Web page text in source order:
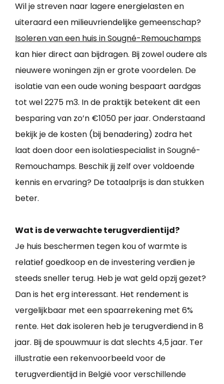
Wil je streven naar lagere energielasten en
uiteraard een milieuvriendelijke gemeenschap?
Isoleren van een huis in Sougné-Remouchamps
kan hier direct aan bijdragen. Bij zowel oudere als
nieuwere woningen zijn er grote voordelen. De
isolatie van een oude woning bespaart aardgas
tot wel 2275 m3. In de praktijk betekent dit een
besparing van zo’n €1050 per jaar. Onderstaand
bekijk je de kosten (bij benadering) zodra het
laat doen door een isolatiespecialist in Sougné-
Remouchamps. Beschik jij zelf over voldoende
kennis en ervaring? De totaalprijs is dan stukken
beter.
Wat is de verwachte terugverdientijd?
Je huis beschermen tegen kou of warmte is
relatief goedkoop en de investering verdien je
steeds sneller terug. Heb je wat geld opzij gezet?
Dan is het erg interessant. Het rendement is
vergelijkbaar met een spaarrekening met 6%
rente. Het dak isoleren heb je terugverdiend in 8
jaar. Bij de spouwmuur is dat slechts 4,5 jaar. Ter
illustratie een rekenvoorbeeld voor de
terugverdientijd in België voor verschillende